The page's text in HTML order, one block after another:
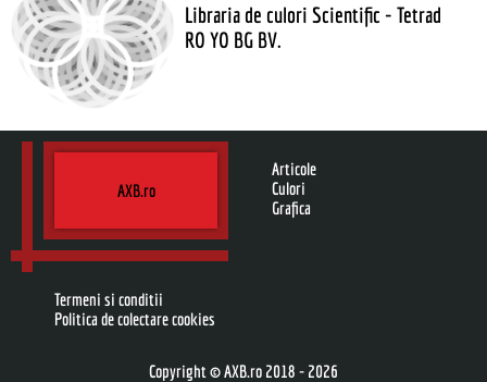
Libraria de culori Scientific - Tetrad
RO YO BG BV.
AXB.ro
Articole
Culori
Grafica
Termeni si conditii
Politica de colectare cookies
Copyright © AXB.ro 2018 - 2026